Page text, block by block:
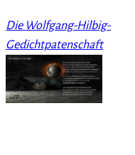
Die Wolfgang-Hilbig-
Gedichtpatenschaft